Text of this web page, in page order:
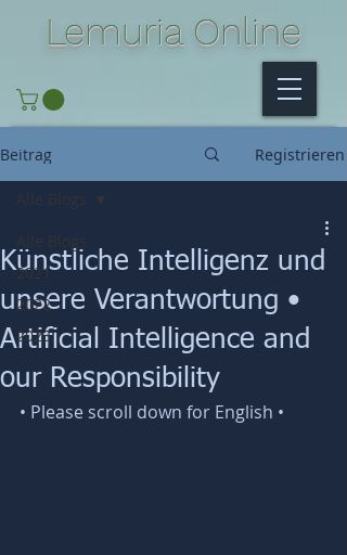
Lemuria Online
Beitrag Registrieren
2021
2022
2023
Künstliche Intelligenz und
unsere Verantwortung •
Artificial Intelligence and
our Responsibility
• Please scroll down for English •